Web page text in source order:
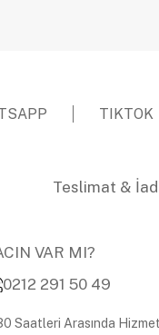
TIKTOK
Teslimat &
VAR MI?
0212 291 50 49
Saatleri Arasında